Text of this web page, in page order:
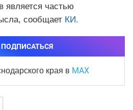
является частью
сообщает КИ.
ПОДПИСАТЬСЯ
края в MAX